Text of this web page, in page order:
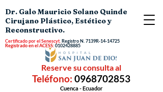
Dr. Galo Mauricio Solano Quinde
Cirujano Plástico, Estético y
Reconstructivo.
Certificado por el Senescyt. Registro N. 7139R-14-14725
Registrado en el ACESS:0102428885
Reserve su consulta al
Teléfono: 0968702853
Cuenca - Ecuador